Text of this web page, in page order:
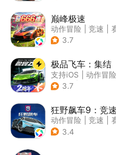
巅峰极速
动作冒险 竞速
| 漂移
3.7
极品飞车：集结
支持iOS
动作冒险
| 竞速
3.7
动作冒险 竞速
| 狂野飙车
3.4